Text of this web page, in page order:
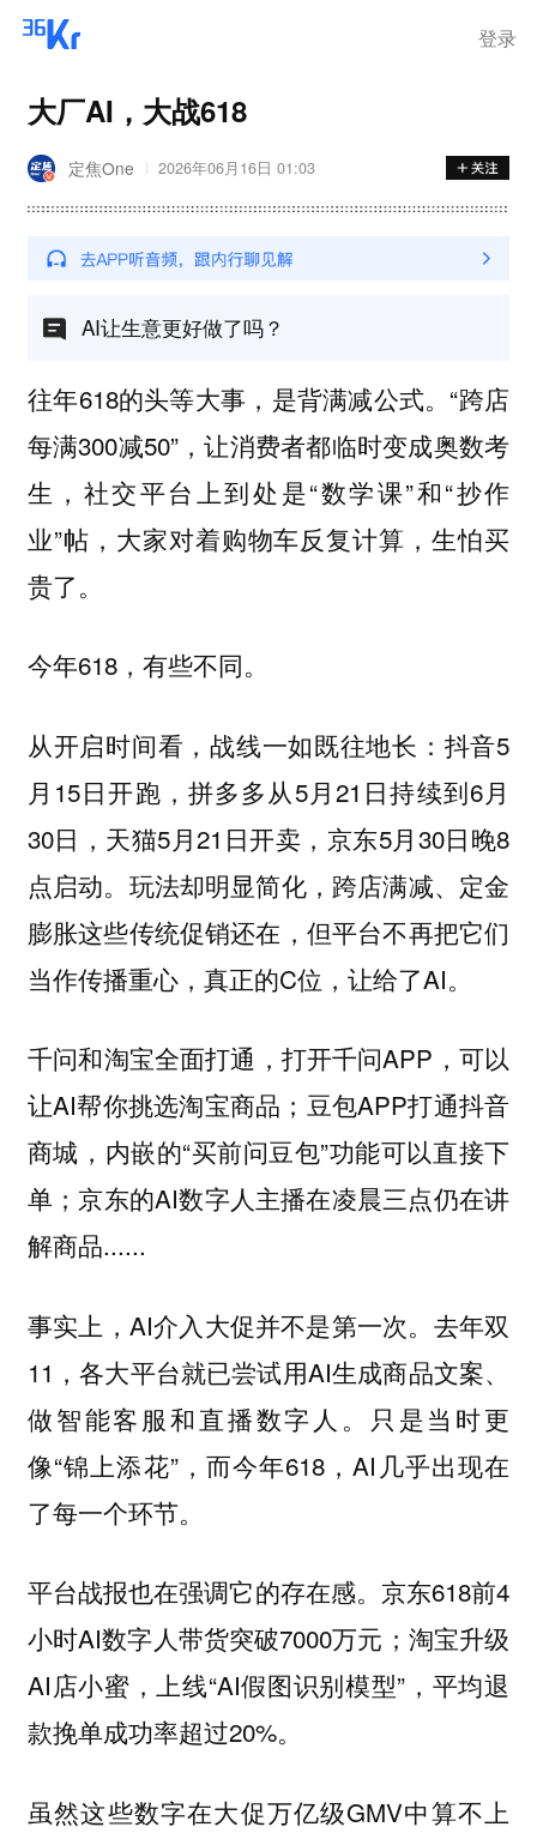
登录
大厂AI，大战618
定焦One 2026年06月16日 01:03
AI让生意更好做了吗？
往年618的头等大事，是背满减公式。“跨店
每满300减50”，让消费者都临时变成奥数考
生，社交平台上到处是“数学课”和“抄作
业”帖，大家对着购物车反复计算，生怕买
贵了。
今年618，有些不同。
从开启时间看，战线一如既往地长：抖音5
月15日开跑，拼多多从5月21日持续到6月
30日，天猫5月21日开卖，京东5月30日晚8
点启动。玩法却明显简化，跨店满减、定金
膨胀这些传统促销还在，但平台不再把它们
当作传播重心，真正的C位，让给了AI。
千问和淘宝全面打通，打开千问APP，可以
让AI帮你挑选淘宝商品；豆包APP打通抖音
商城，内嵌的“买前问豆包”功能可以直接下
单；京东的AI数字人主播在凌晨三点仍在讲
解商品......
事实上，AI介入大促并不是第一次。去年双
11，各大平台就已尝试用AI生成商品文案、
做智能客服和直播数字人。只是当时更
像“锦上添花”，而今年618，AI几乎出现在
了每一个环节。
平台战报也在强调它的存在感。京东618前4
小时AI数字人带货突破7000万元；淘宝升级
AI店小蜜，上线“AI假图识别模型”，平均退
款挽单成功率超过20%。
虽然这些数字在大促万亿级GMV中算不上